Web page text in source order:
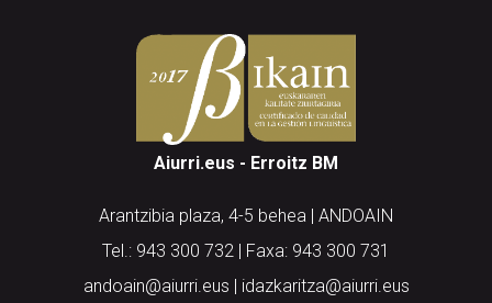
Aiurri.eus - Erroitz BM
Arantzibia plaza, 4-5 behea | ANDOAIN
Tel.: 943 300 732 | Faxa: 943 300 731
andoain@aiurri.eus | idazkaritza@aiurri.eus